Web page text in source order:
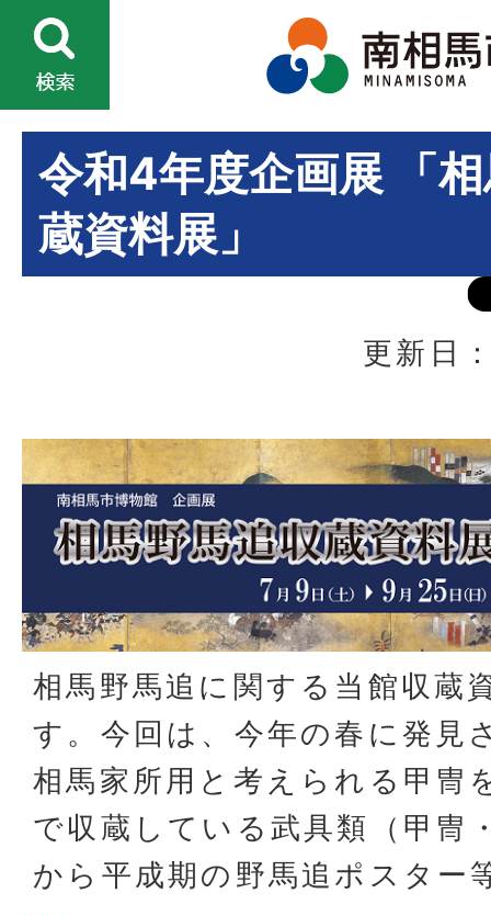
令和4年度企画展 「
蔵資料展」
更新日
相馬野馬追に関する当館収蔵
す。今回は、今年の春に発見
相馬家所用と考えられる甲冑
で収蔵している武具類（甲冑
から平成期の野馬追ポスター